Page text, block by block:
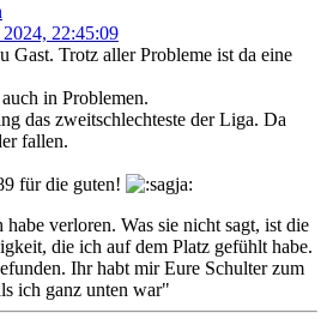
22:45:09
Gast. Trotz aller Probleme ist da eine
in Problemen.
das zweitschlechteste der Liga. Da
fallen.
für die guten!
verloren. Was sie nicht sagt, ist die
die ich auf dem Platz gefühlt habe.
Ihr habt mir Eure Schulter zum
ich ganz unten war"